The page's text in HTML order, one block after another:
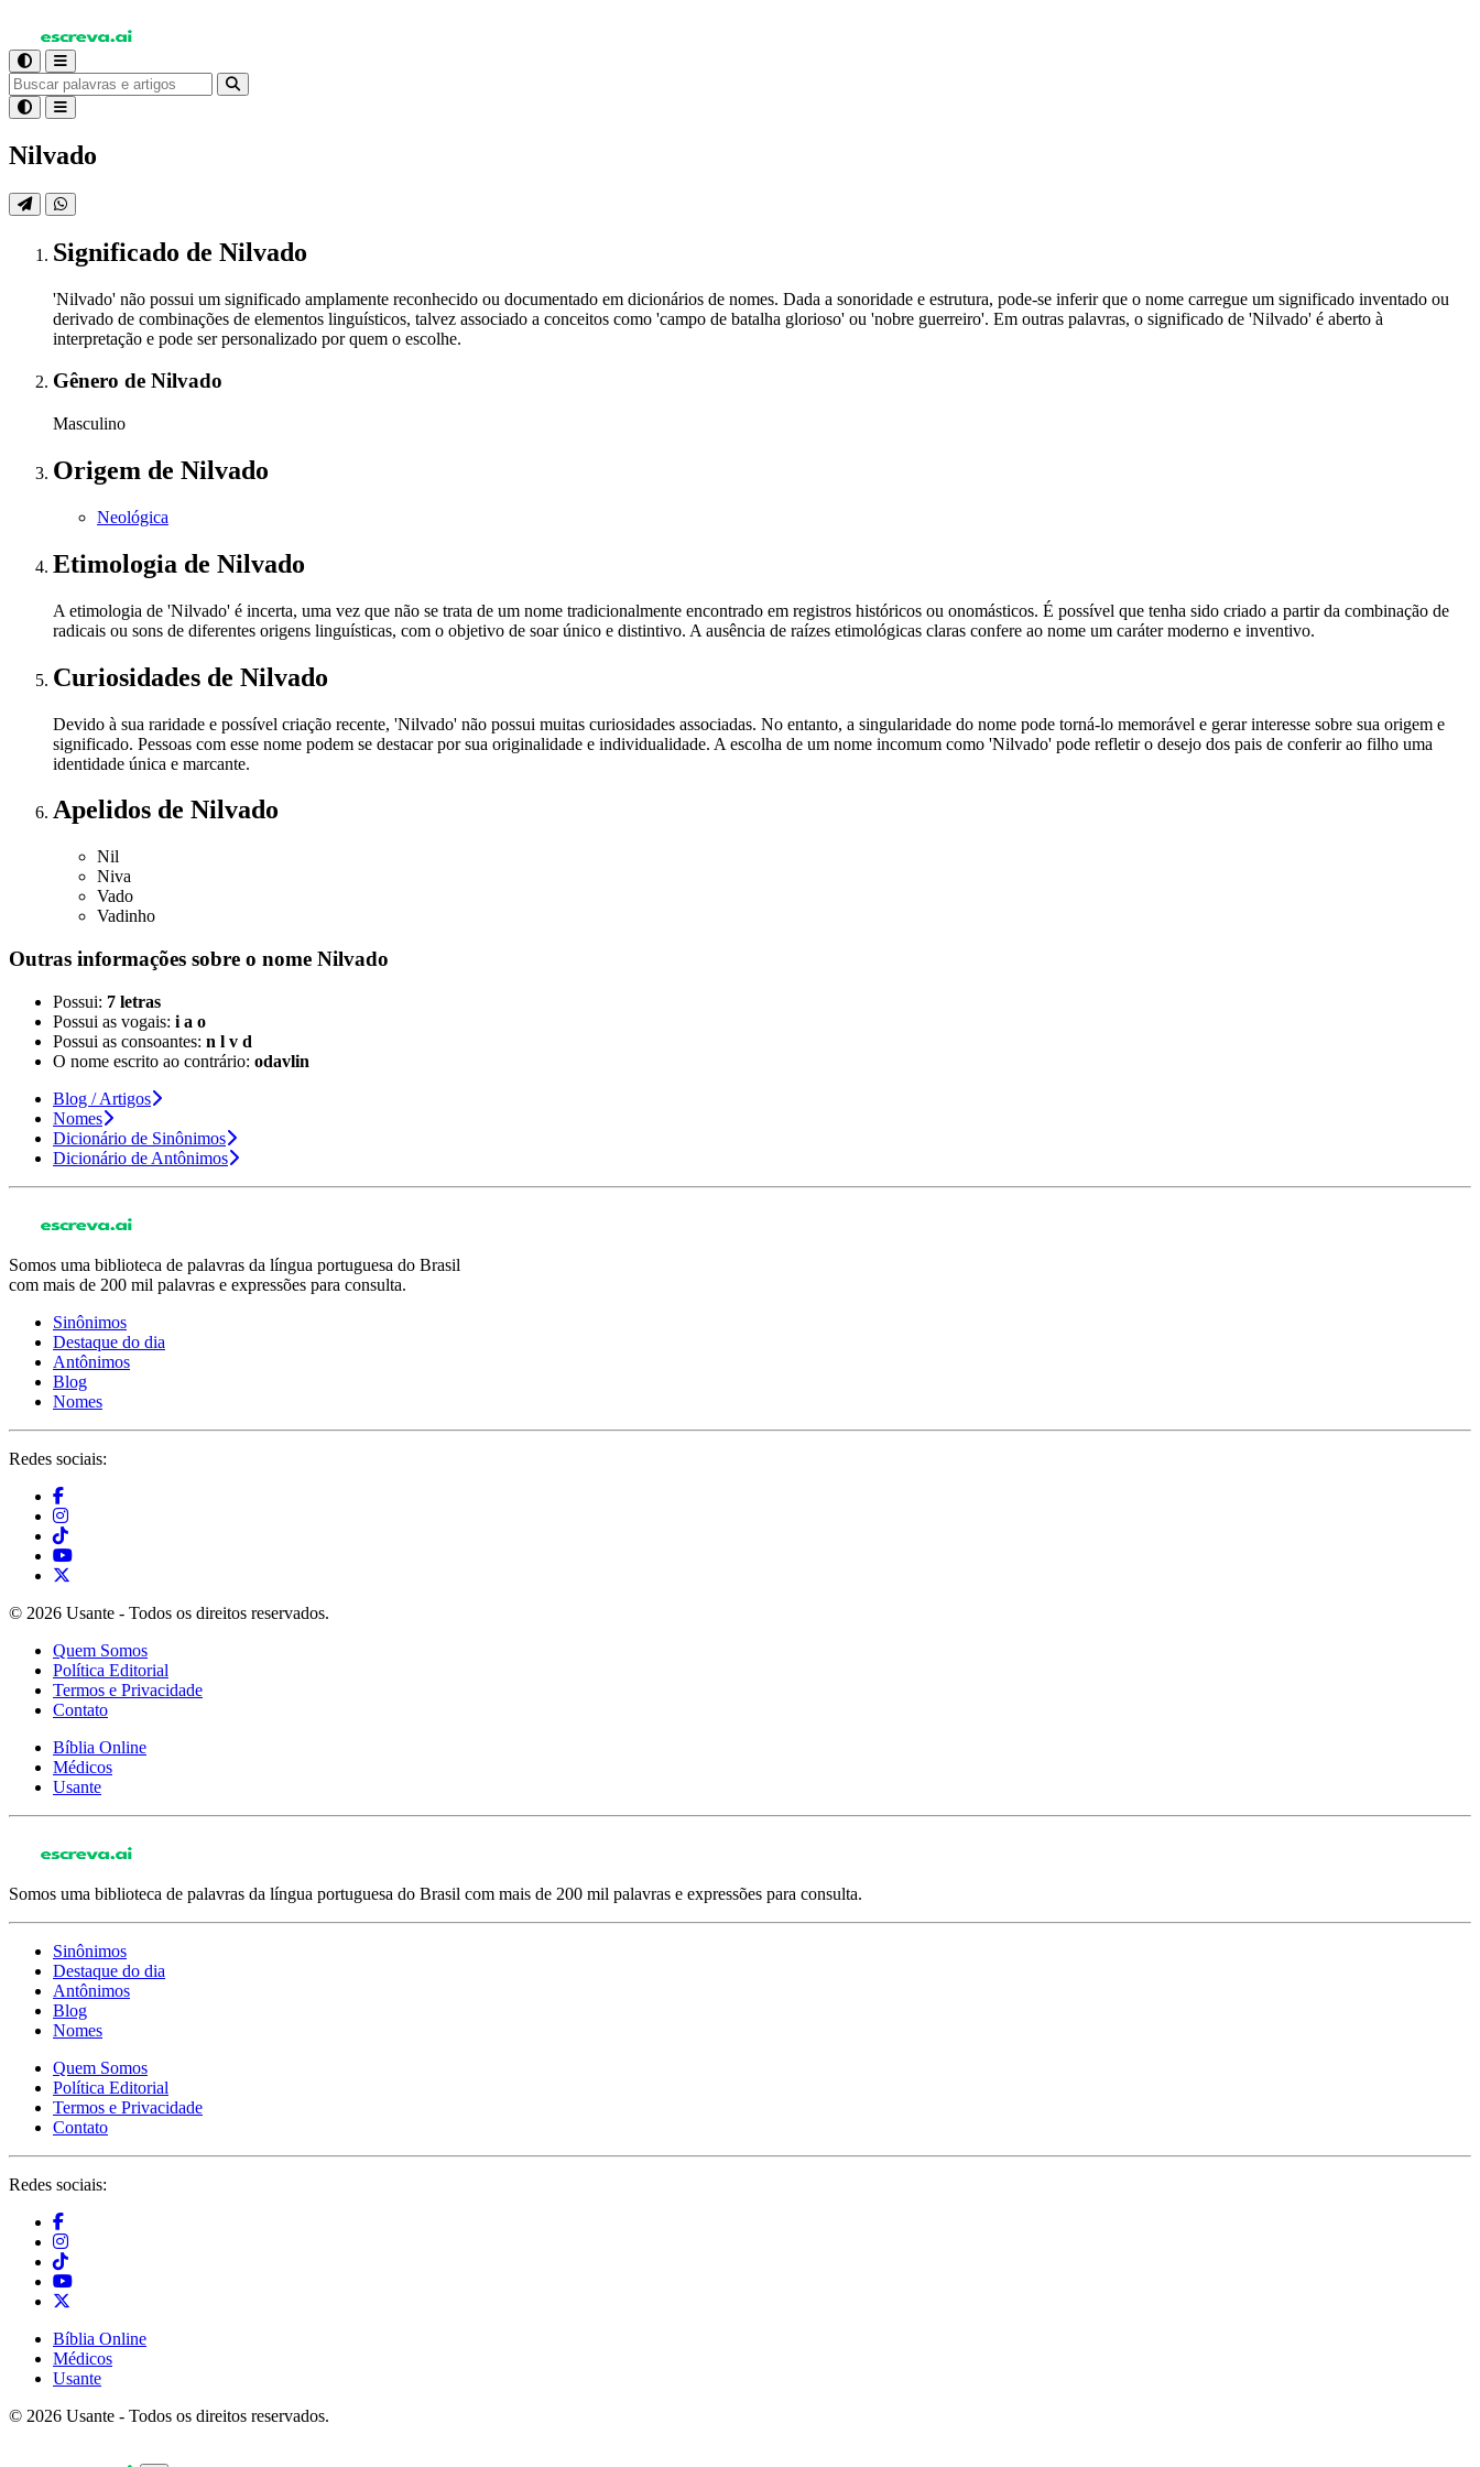
Nilvado
Significado de Nilvado
'Nilvado' não possui um significado amplamente reconhecido ou documentado em dicionários de nomes. Dada a sonoridade e estrutura, pode-se inferir que o nome carregue um significado inventado ou
derivado de combinações de elementos linguísticos, talvez associado a conceitos como 'campo de batalha glorioso' ou 'nobre guerreiro'. Em outras palavras, o significado de 'Nilvado' é aberto à
interpretação e pode ser personalizado por quem o escolhe.
Gênero de Nilvado
Masculino
Origem de Nilvado
Neológica
Etimologia de Nilvado
A etimologia de 'Nilvado' é incerta, uma vez que não se trata de um nome tradicionalmente encontrado em registros históricos ou onomásticos. É possível que tenha sido criado a partir da combinação de
radicais ou sons de diferentes origens linguísticas, com o objetivo de soar único e distintivo. A ausência de raízes etimológicas claras confere ao nome um caráter moderno e inventivo.
Curiosidades de Nilvado
Devido à sua raridade e possível criação recente, 'Nilvado' não possui muitas curiosidades associadas. No entanto, a singularidade do nome pode torná-lo memorável e gerar interesse sobre sua origem e
significado. Pessoas com esse nome podem se destacar por sua originalidade e individualidade. A escolha de um nome incomum como 'Nilvado' pode refletir o desejo dos pais de conferir ao filho uma
identidade única e marcante.
Apelidos de Nilvado
Nil
Niva
Vado
Vadinho
Outras informações sobre o nome Nilvado
Possui: 7 letras
Possui as vogais: i a o
Possui as consoantes: n l v d
O nome escrito ao contrário: odavlin
Blog / Artigos
Nomes
Dicionário de Sinônimos
Dicionário de Antônimos
Somos uma biblioteca de palavras da língua portuguesa do Brasil
com mais de 200 mil palavras e expressões para consulta.
Sinônimos
Destaque do dia
Antônimos
Blog
Nomes
Redes sociais:
© 2026 Usante - Todos os direitos reservados.
Quem Somos
Política Editorial
Termos e Privacidade
Contato
Bíblia Online
Médicos
Usante
Somos uma biblioteca de palavras da língua portuguesa do Brasil com mais de 200 mil palavras e expressões para consulta.
Sinônimos
Destaque do dia
Antônimos
Blog
Nomes
Quem Somos
Política Editorial
Termos e Privacidade
Contato
Redes sociais:
Bíblia Online
Médicos
Usante
© 2026 Usante - Todos os direitos reservados.